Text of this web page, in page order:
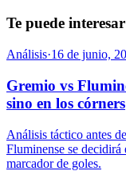
Te puede interesar
Análisis·16 de junio,
Gremio vs
sino en los córners
Análisis táctico antes
Fluminense se decidirá
marcador de goles.